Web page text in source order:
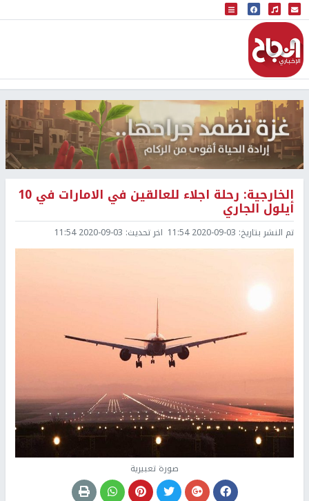
البث المباشر
إذاعة النجاح
الخارجية: رحلة اجلاء للعالقين في الامارات في 10
أيلول الجاري
تم النشر بتاريخ: 2020-09-03 11:54 اخر تحديث: 2020-09-03 11:54
صورة تعبيرية